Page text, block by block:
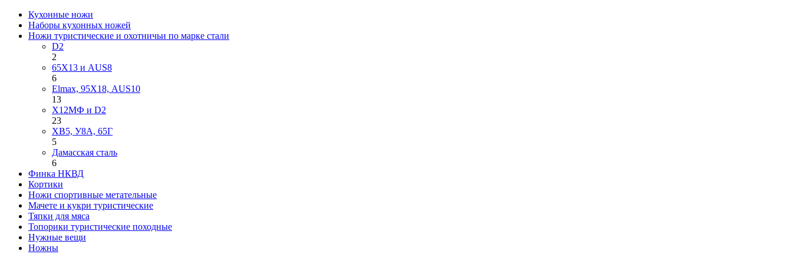
Кухонные ножи
Наборы кухонных ножей
Ножи туристические и охотничьи по марке стали
D2
2
65Х13 и AUS8
6
Elmax, 95Х18, AUS10
13
Х12МФ и D2
23
ХВ5, У8А, 65Г
5
Дамасская сталь
6
Финка НКВД
Кортики
Ножи спортивные метательные
Мачете и кукри туристические
Тяпки для мяса
Топорики туристические походные
Нужные вещи
Ножны